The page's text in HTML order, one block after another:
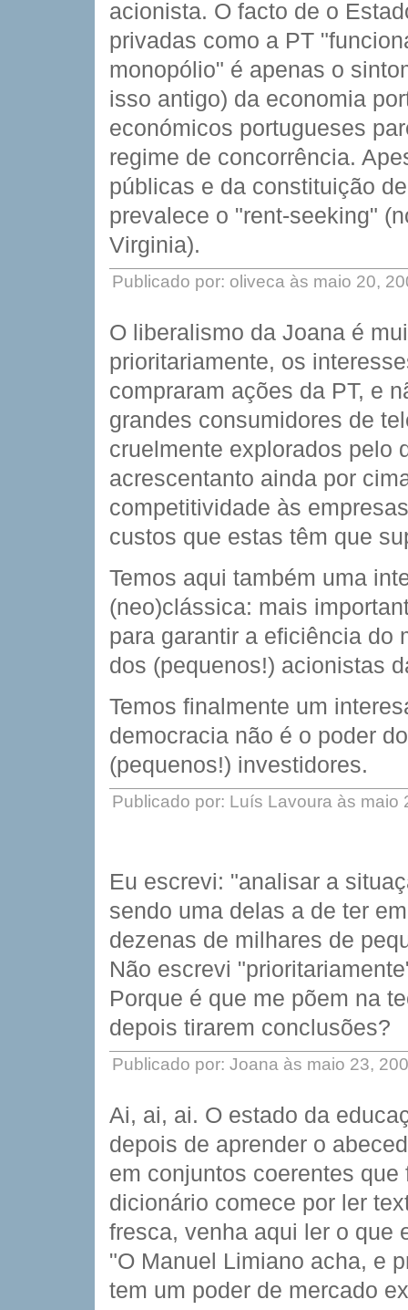
acionista. O facto de o
privadas como a PT
monopólio" é apenas o
isso antigo) da economia
económicos portugueses
regime de concorrência.
públicas e da constituição
prevalece o "rent-seeking"
Virginia).
Publicado por: oliveca às maio 20,
O liberalismo da Joana é
prioritariamente, os
compraram ações da PT, e
grandes consumidores de
cruelmente explorados pelo
acrescentanto ainda por
competitividade às
custos que estas têm que
Temos aqui também uma
(neo)clássica: mais
para garantir a eficiência do
dos (pequenos!) acionistas
Temos finalmente um
democracia não é o poder
(pequenos!) investidores.
Publicado por: Luís Lavoura às maio
Eu escrevi: "analisar a
sendo uma delas a de ter
dezenas de milhares de
Não escrevi
Porque é que me põem na
depois tirarem conclusões?
Publicado por: Joana às maio 23,
Ai, ai, ai. O estado da
depois de aprender o
em conjuntos coerentes
dicionário comece por ler
fresca, venha aqui ler o que
"O Manuel Limiano acha, e
tem um poder de mercado